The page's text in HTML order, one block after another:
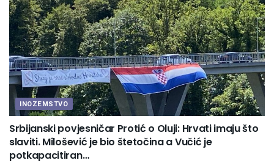
INOZEMSTVO
Srbijanski povjesničar Protić o Oluji: Hrvati imaju što
slaviti. Milošević je bio štetočina a Vučić je
potkapacitiran…